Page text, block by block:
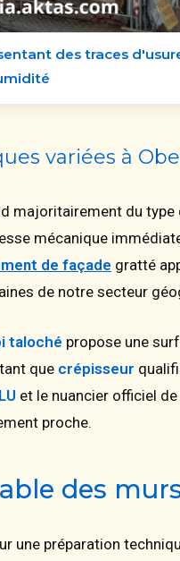
des traces
variées à
majoritairement du
mécanique
de façade gratté
de notre secteur
taloché propose une
que crépisseur
et le nuancier officiel
proche.
des
une préparation